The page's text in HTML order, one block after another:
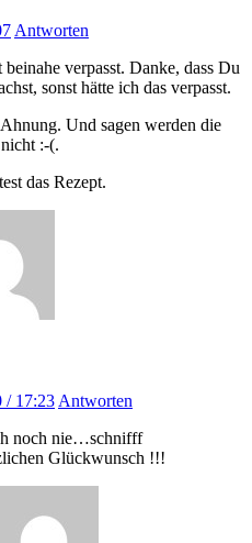
Antworten
verpasst. Danke, dass Du
sonst hätte ich das verpasst.
Und sagen werden die
:-(.
das Rezept.
/ 17:23 Antworten
noch nie…schnifff
Glückwunsch !!!